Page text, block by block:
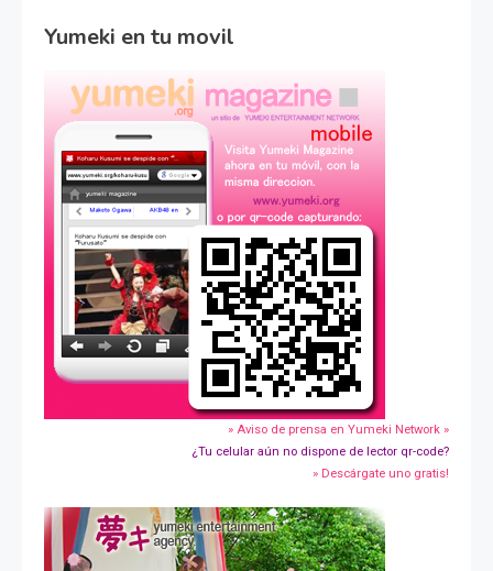
Yumeki en tu movil
» Aviso de prensa en Yumeki Network »
¿Tu celular aún no dispone de lector qr-code?
» Descárgate uno gratis!